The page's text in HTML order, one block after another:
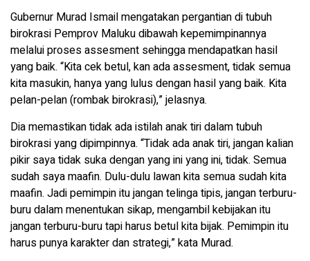
Gubernur Murad Ismail mengatakan pergantian di tubuh
birokrasi Pemprov Maluku dibawah kepemimpinannya
melalui proses assesment sehingga mendapatkan hasil
yang baik. “Kita cek betul, kan ada assesment, tidak semua
kita masukin, hanya yang lulus dengan hasil yang baik. Kita
pelan-pelan (rombak birokrasi),” jelasnya.
Dia memastikan tidak ada istilah anak tiri dalam tubuh
birokrasi yang dipimpinnya. “Tidak ada anak tiri, jangan kalian
pikir saya tidak suka dengan yang ini yang ini, tidak. Semua
sudah saya maafin. Dulu-dulu lawan kita semua sudah kita
maafin. Jadi pemimpin itu jangan telinga tipis, jangan terburu-
buru dalam menentukan sikap, mengambil kebijakan itu
jangan terburu-buru tapi harus betul kita bijak. Pemimpin itu
harus punya karakter dan strategi,” kata Murad.